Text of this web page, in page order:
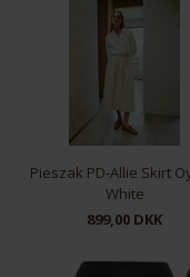
M/L
Pieszak PD-Allie Skirt
White
899,00 DKK